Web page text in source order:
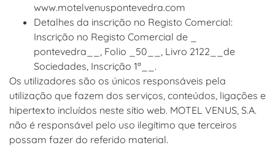
www.motelvenuspontevedra.com
Detalhes da inscrição no Registo Comercial:
Inscrição no Registo Comercial de _
pontevedra__, Folio _50__, Livro 2122__de
Sociedades, Inscrição 1ª__.
Os utilizadores são os únicos responsáveis pela
utilização que fazem dos serviços, conteúdos, ligações e
hipertexto incluídos neste sítio web. MOTEL VENUS, S.A.
não é responsável pelo uso ilegítimo que terceiros
possam fazer do referido material.